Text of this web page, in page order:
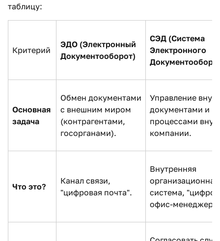
таблицу:
Критерий
ЭДО (Электронный
Документооборот)
СЭД (Система
Электронного
Основная
задача
Обмен документами
с внешним миром
(контрагентами,
госорганами).
Управление
документами и
процессами
компании.
Что это?
Канал связи,
"цифровая почта".
Внутренняя
организационная
система,
офис-менеджер".